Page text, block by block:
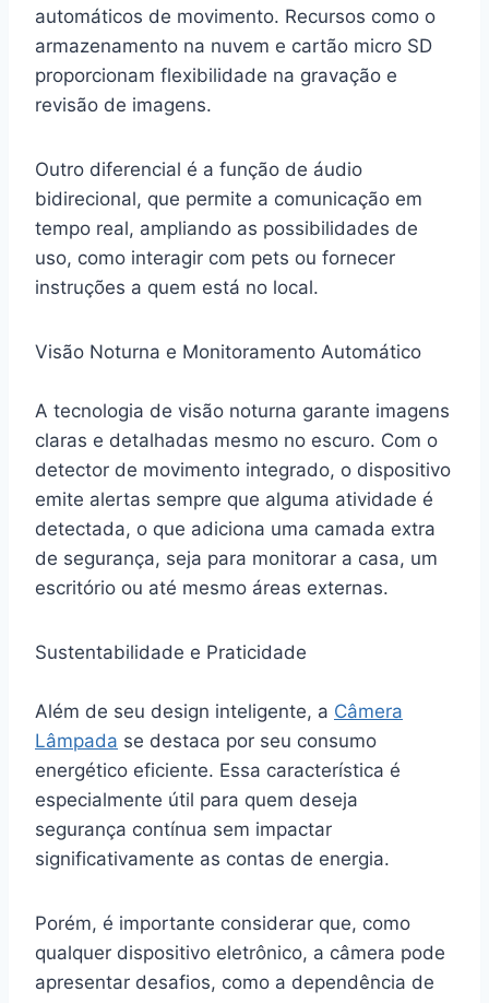
automáticos de movimento. Recursos como o
armazenamento na nuvem e cartão micro SD
proporcionam flexibilidade na gravação e
revisão de imagens.
Outro diferencial é a função de áudio
bidirecional, que permite a comunicação em
tempo real, ampliando as possibilidades de
uso, como interagir com pets ou fornecer
instruções a quem está no local.
Visão Noturna e Monitoramento Automático
A tecnologia de visão noturna garante imagens
claras e detalhadas mesmo no escuro. Com o
detector de movimento integrado, o dispositivo
emite alertas sempre que alguma atividade é
detectada, o que adiciona uma camada extra
de segurança, seja para monitorar a casa, um
escritório ou até mesmo áreas externas.
Sustentabilidade e Praticidade
Além de seu design inteligente, a Câmera
Lâmpada se destaca por seu consumo
energético eficiente. Essa característica é
especialmente útil para quem deseja
segurança contínua sem impactar
significativamente as contas de energia.
Porém, é importante considerar que, como
qualquer dispositivo eletrônico, a câmera pode
apresentar desafios, como a dependência de